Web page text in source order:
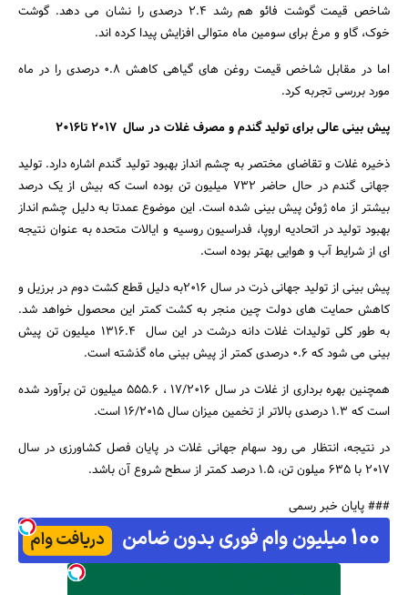
شاخص قیمت گوشت فائو هم رشد 2.4 درصدی را نشان می دهد. گوشت
خوک، گاو و مرغ برای سومین ماه متوالی افزایش پیدا کرده اند.
اما در مقابل شاخص قیمت روغن های گیاهی کاهش 0.8 درصدی را در ماه
مورد بررسی تجربه کرد.
پیش بینی عالی برای تولید گندم و مصرف غلات در سال 2017 تا2016
ذخیره غلات و تقاضای مختصر به چشم انداز بهبود تولید گندم اشاره دارد. تولید
جهانی گندم در حال حاضر 732 میلیون تن بوده است که بیش از یک درصد
بیشتر از ماه ژوئن پیش بینی شده است. این موضوع عمدتا به دلیل چشم انداز
بهبود تولید در اتحادیه اروپا، فدراسیون روسیه و ایالات متحده به عنوان نتیجه
ای از شرایط آب و هوایی بهتر بوده است.
پیش بینی از تولید جهانی ذرت در سال 2016به دلیل قطع کشت دوم در برزیل و
کاهش حمایت های دولت چین منجر به کشت کمتر این محصول خواهد شد.
به طور کلی تولیدات غلات دانه درشت در این سال 1316.4 میلیون تن پیش
بینی می شود که 0.6 درصدی کمتر از پیش بینی ماه گذشته است.
همچنین بهره برداری از غلات در سال 17/2016 ، 555.6 میلیون تن برآورد شده
است که 1.3 درصدی بالاتر از تخمین میزان سال 16/2015 است.
در نتیجه، انتظار می رود سهام جهانی غلات در پایان فصل کشاورزی در سال
2017 با 635 میلون تن، 1.5 درصد کمتر از سطح شروع آن باشد.
### پایان خبر رسمی